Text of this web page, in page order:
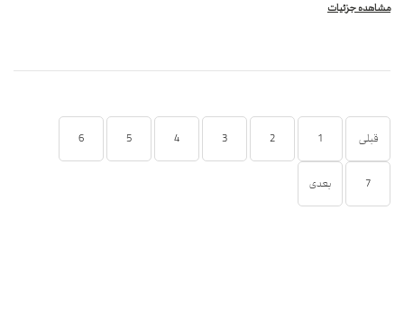
مشاهده جزئیات
قبلی 1
2
3
4
5
6
7 بعدی